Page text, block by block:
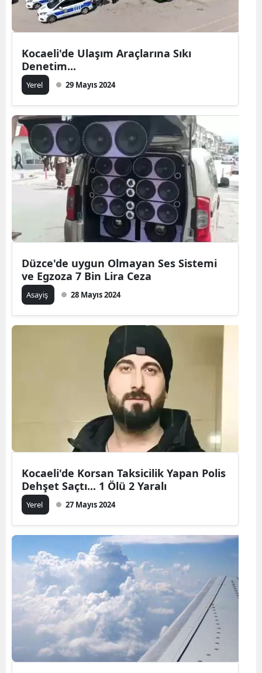
Kocaeli'de Ulaşım Araçlarına Sıkı
Denetim...
Yerel 29 Mayıs 2024
Düzce'de uygun Olmayan Ses Sistemi
ve Egzoza 7 Bin Lira Ceza
Asayiş 28 Mayıs 2024
Kocaeli'de Korsan Taksicilik Yapan Polis
Dehşet Saçtı... 1 Ölü 2 Yaralı
Yerel 27 Mayıs 2024